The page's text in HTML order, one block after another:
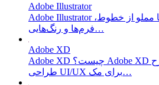
Adobe Illustrator
Adobe Illustrator چیست؟ جهان اطراف ما مملو از خطوط،
فرم‌ها و رنگ‌هایی…
Adobe XD
Adobe XD چیست؟ Adobe XD یکی از برنامه‌های مطرح
طراحی UI/UX برای مک…